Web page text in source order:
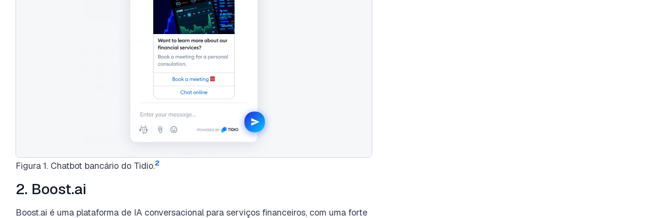
Figura 1. Chatbot bancário do Tidio.2
2. Boost.ai
Boost.ai é uma plataforma de IA conversacional para serviços financeiros, com uma forte